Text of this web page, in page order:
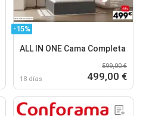
-15%
ALL IN ONE Cama Completa
18 días
599,00 €
499,00 €